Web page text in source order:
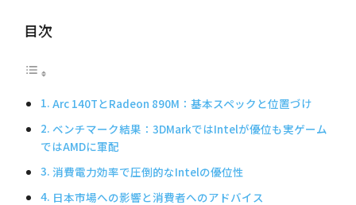
目次
Arc 140TとRadeon 890M：基本スペックと位置づけ
ベンチマーク結果：3DMarkではIntelが優位も実ゲーム
ではAMDに軍配
消費電力効率で圧倒的なIntelの優位性
日本市場への影響と消費者へのアドバイス